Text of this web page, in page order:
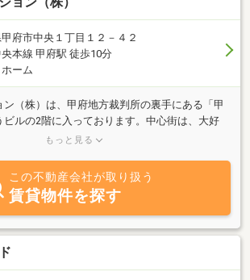
府市中央１丁目１２－４２
央本線 甲府駅 徒歩10分
ーム
ン（株）は、甲府地方裁判所の裏手にある「甲
ビルの2階に入っております。中心街は、大好
ある、楽しくておいしい街で、山梨県庁、甲府
ートできたことを大変幸せに感じており、街や
てるよう、日々精進してまいりたいと思ってお
もっと見る
この不動産会社が取り扱う
賃貸物件を探す